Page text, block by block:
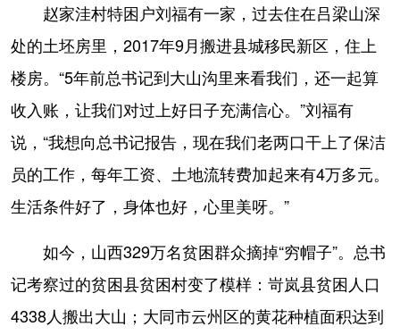
赵家洼村特困户刘福有一家，过去住在吕梁山深
处的土坯房里，2017年9月搬进县城移民新区，住上
楼房。“5年前总书记到大山沟里来看我们，还一起算
收入账，让我们对过上好日子充满信心。”刘福有
说，“我想向总书记报告，现在我们老两口干上了保洁
员的工作，每年工资、土地流转费加起来有4万多元。
生活条件好了，身体也好，心里美呀。”
如今，山西329万名贫困群众摘掉“穷帽子”。总书
记考察过的贫困县贫困村变了模样：岢岚县贫困人口
4338人搬出大山；大同市云州区的黄花种植面积达到